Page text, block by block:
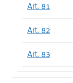
Art. 81
Art. 82
Art. 83